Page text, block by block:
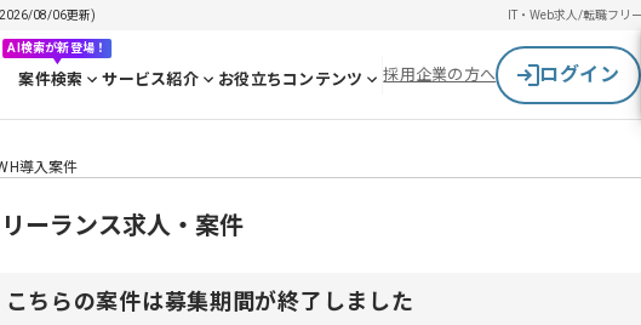
08/06更新) IT・Web求人/転職フリ
AI検索が新登場！
案件検索 サービス紹介 お役立ちコンテンツ 採用企業の方へ ログイン
導入案件
リーランス求人・案件
こちらの案件は募集期間が終了しました